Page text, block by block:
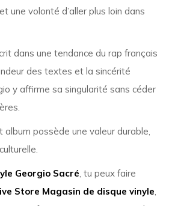
une volonté d’aller plus loin dans
dans une tendance du rap français
des textes et la sincérité
y affirme sa singularité sans céder
album possède une valeur durable,
Georgio Sacré, tu peux faire
Store Magasin de disque vinyle,